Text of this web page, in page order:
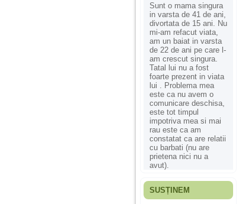
Sunt o mama singura
in varsta de 41 de ani,
divortata de 15 ani. Nu
mi-am refacut viata,
am un baiat in varsta
de 22 de ani pe care l-
am crescut singura.
Tatal lui nu a fost
foarte prezent in viata
lui . Problema mea
este ca nu avem o
comunicare deschisa,
este tot timpul
impotriva mea si mai
rau este ca am
constatat ca are relatii
cu barbati (nu are
prietena nici nu a
avut).
Fiica mea s-a nascut
SUSȚINEM